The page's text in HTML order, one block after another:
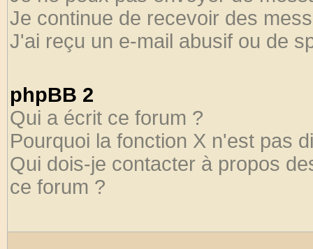
Je continue de recevoir des
J'ai reçu un e-mail abusif ou de
phpBB 2
Qui a écrit ce forum ?
Pourquoi la fonction X n'est pas
Qui dois-je contacter à propos
ce forum ?